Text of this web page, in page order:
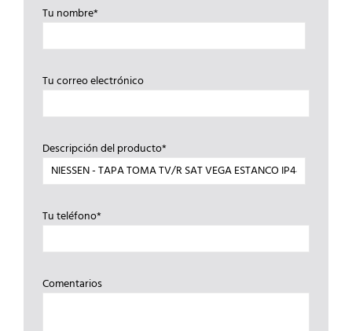
Tu nombre*
Tu correo electrónico
Descripción del producto*
Tu teléfono*
Comentarios